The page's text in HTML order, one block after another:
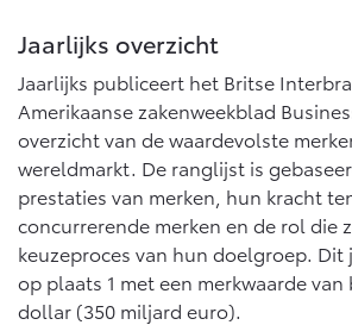
Vanaf € 46.301,- Vanaf
Land Cruiser (excl. BTW)
Jaarlijks overzicht
Jaarlijks publiceert het Britse
Amerikaanse zakenweekblad
overzicht van de waardevolste
wereldmarkt. De ranglijst is
prestaties van merken, hun kracht
concurrerende merken en de rol die
keuzeproces van hun doelgroep. Dit
op plaats 1 met een merkwaarde
dollar (350 miljard euro).